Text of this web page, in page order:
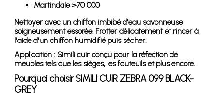
Martindale >70 000
Nettoyer avec un chiffon imbibé d'eau savonneuse
soigneusement essorée. Frotter délicatement et rincer à
l'aide d'un chiffon humidifié puis sécher.
Application : Simili cuir conçu pour la réfection de
meubles tels que les sièges, les fauteuils et plus encore.
Pourquoi choisir SIMILI CUIR ZEBRA 099 BLACK-
GREY